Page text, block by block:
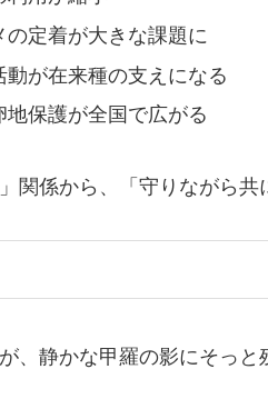
の定着が大きな課題に
動が在来種の支えになる
地保護が全国で広がる
関係から、「守りながら共
、静かな甲羅の影にそっと